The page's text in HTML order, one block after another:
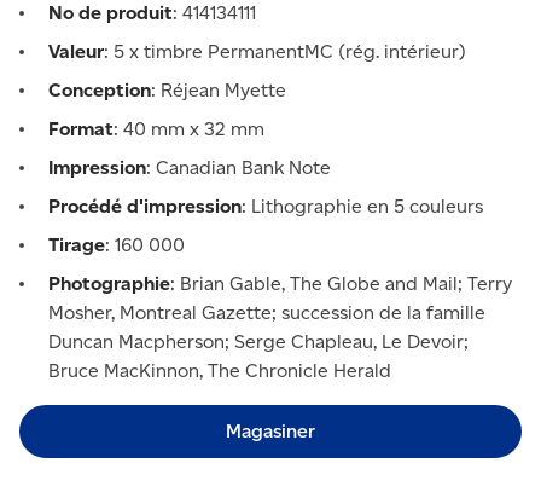
No de produit: 414134111
Valeur: 5 x timbre PermanentMC (rég. intérieur)
Conception: Réjean Myette
Format: 40 mm x 32 mm
Impression: Canadian Bank Note
Procédé d'impression: Lithographie en 5 couleurs
Tirage: 160 000
Photographie: Brian Gable, The Globe and Mail; Terry
Mosher, Montreal Gazette; succession de la famille
Duncan Macpherson; Serge Chapleau, Le Devoir;
Bruce MacKinnon, The Chronicle Herald
Magasiner